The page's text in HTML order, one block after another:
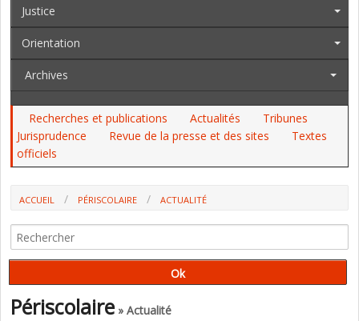
Justice
Orientation
Archives
Recherches et publications Actualités
Tribunes
Jurisprudence
Revue de la presse et des sites
Textes
officiels
ACCUEIL PÉRISCOLAIRE ACTUALITÉ
Périscolaire» Actualité